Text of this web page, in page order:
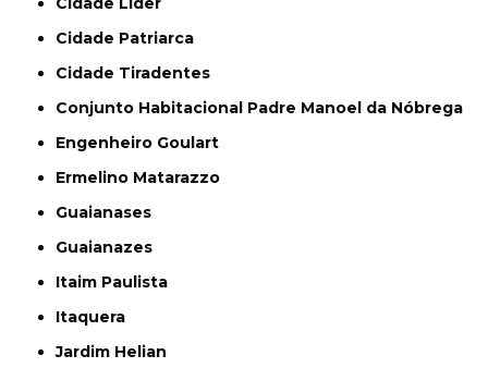
Cidade Patriarca
Cidade Tiradentes
Conjunto Habitacional Padre Manoel da Nóbrega
Engenheiro Goulart
Ermelino Matarazzo
Guaianases
Guaianazes
Itaim Paulista
Itaquera
Jardim Helian